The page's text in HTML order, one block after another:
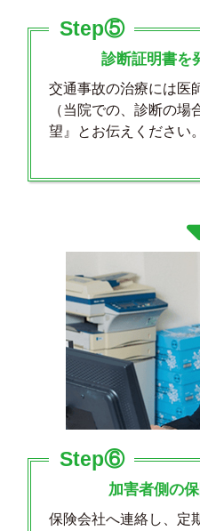
Step⑤
診断証明書を
交通事故の治療には医
（当院での、診断の
望』とお伝えください
Step⑥
加害者側の
保険会社へ連絡し、定